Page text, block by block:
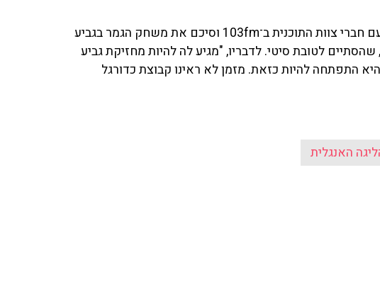
פרשן הספורט לירן שכנר ('ספורט 1') שוחח עם חברי צוות התוכנית ב־103fm וסיכם את משחק הגמר בגביע
לטובת סיטי. לדבריו, "מגיע לה להיות מחזיקת גביע
התפתחה להיות כזאת. מזמן לא ראינו קבוצת כדורגל
האנגלית